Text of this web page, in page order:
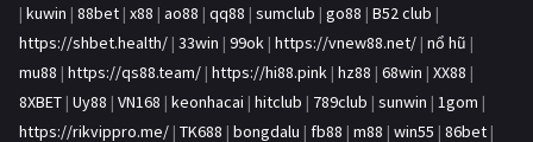
| kuwin | 88bet | x88 | ao88 | qq88 | sumclub | go88 | B52 club |
https://shbet.health/ | 33win | 99ok | https://vnew88.net/ | nổ hũ |
mu88 | https://qs88.team/ | https://hi88.pink | hz88 | 68win | XX88 |
8XBET | Uy88 | VN168 | keonhacai | hitclub | 789club | sunwin | 1gom |
https://rikvippro.me/ | TK688 | bongdalu | fb88 | m88 | win55 | 86bet |